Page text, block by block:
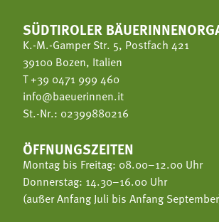
SÜDTIROLER
K.-M.-Gamper Str. 5, Postfach 421
39100 Bozen, Italien
T+39 0471 999 460
info@baeuerinnen.it
St.-Nr.: 02399880216
ÖFFNUNGSZEITEN
Montag bis Freitag: 08.00–12.00 Uhr
Donnerstag: 14.30–16.00 Uhr
(außer Anfang Juli bis Anfang